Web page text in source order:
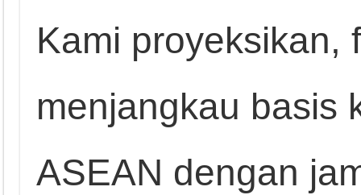
Kami proyeksikan,
menjangkau basis
ASEAN dengan